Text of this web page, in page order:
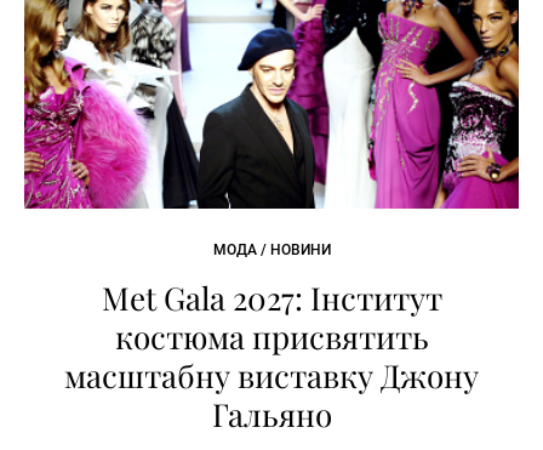
МОДА / НОВИНИ
Met Gala 2027: Інститут
костюма присвятить
масштабну виставку Джону
Гальяно